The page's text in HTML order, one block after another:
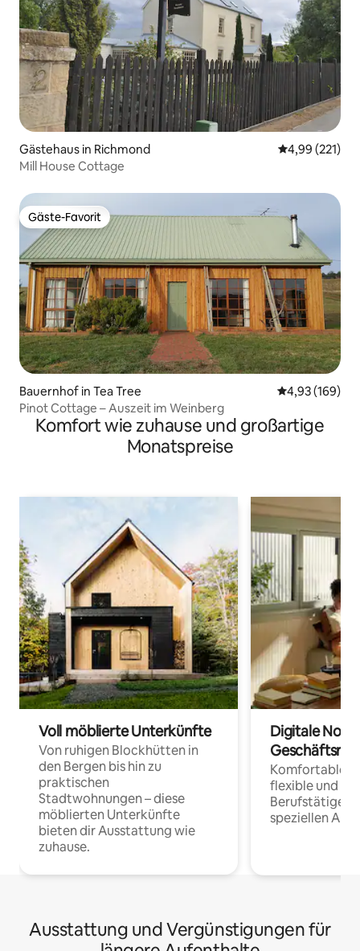
Gästehaus in Richmond
4,99 (221)
Mill House Cottage
Gäste-Favorit
Gäste-Favorit
Bauernhof in Tea Tree
4,93 (169)
Pinot Cottage – Auszeit im Weinberg
Komfort wie zuhause und großartige
Monatspreise
Voll möblierte Unterkünfte
Von ruhigen Blockhütten in
den Bergen bis hin zu
praktischen
Stadtwohnungen – diese
möblierten Unterkünfte
bieten dir Ausstattung wie
zuhause.
Digitale
Komfortable
flexible und
Berufstätige
speziellen
Ausstattung und Vergünstigungen für